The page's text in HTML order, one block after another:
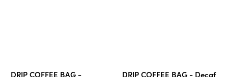
DRIP COFFEE BAG -
DRIP COFFEE BAG - Decaf